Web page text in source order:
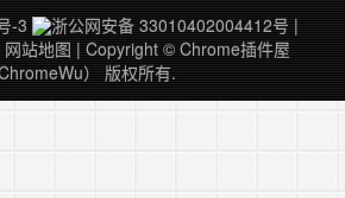
-3
浙公网安备 33010402004412号 |
网站地图 | Copyright © Chrome插件屋
ChromeWu） 版权所有.